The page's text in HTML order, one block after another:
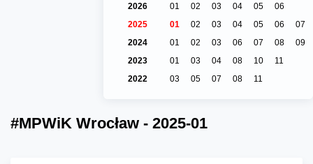
2026 01 02 03 04 05
06
2025
01 02 03 04 05 06
07
2024
01 02 03 06 07 08
09
2023
01 03 04 08 10
11
2022
03 05 07 08 11
#MPWiK Wrocław - 2025-01